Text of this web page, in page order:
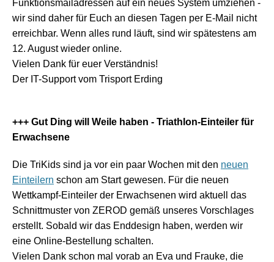
Funktionsmailadressen auf ein neues System umziehen -
wir sind daher für Euch an diesen Tagen per E-Mail nicht
erreichbar. Wenn alles rund läuft, sind wir spätestens am
12. August wieder online.
Vielen Dank für euer Verständnis!
Der IT-Support vom Trisport Erding
+++ Gut Ding will Weile haben - Triathlon-Einteiler für
Erwachsene
Die TriKids sind ja vor ein paar Wochen mit den neuen
Einteilern schon am Start gewesen. Für die neuen
Wettkampf-Einteiler der Erwachsenen wird aktuell das
Schnittmuster von ZEROD gemäß unseres Vorschlages
erstellt. Sobald wir das Enddesign haben, werden wir
eine Online-Bestellung schalten.
Vielen Dank schon mal vorab an Eva und Frauke, die